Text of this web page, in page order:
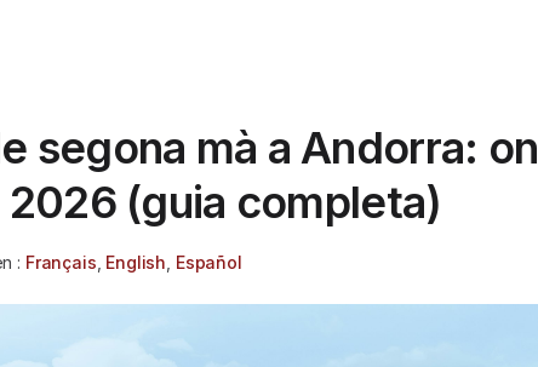
segona mà a Andorra: on
2026 (guia completa)
: Français English Español